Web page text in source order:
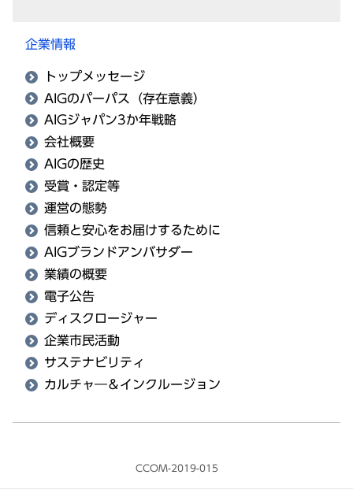
企業情報
トップメッセージ
AIGのパーパス（存在意義）
AIGジャパン3か年戦略
会社概要
AIGの歴史
受賞・認定等
運営の態勢
信頼と安心をお届けするために
AIGブランドアンバサダー
業績の概要
電子公告
ディスクロージャー
企業市民活動
サステナビリティ
カルチャ―＆インクルージョン
CCOM-2019-015